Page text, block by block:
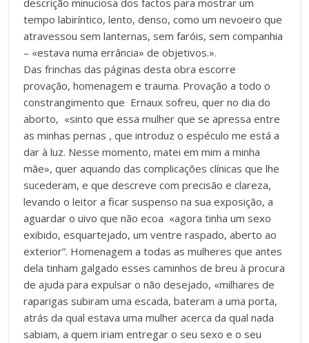
descrição minuciosa dos factos para mostrar um
tempo labiríntico, lento, denso, como um nevoeiro que
atravessou sem lanternas, sem faróis, sem companhia
– «estava numa errância» de objetivos.».
Das frinchas das páginas desta obra escorre
provação, homenagem e trauma. Provação a todo o
constrangimento que Ernaux sofreu, quer no dia do
aborto, «sinto que essa mulher que se apressa entre
as minhas pernas , que introduz o espéculo me está a
dar à luz. Nesse momento, matei em mim a minha
mãe», quer aquando das complicações clínicas que lhe
sucederam, e que descreve com precisão e clareza,
levando o leitor a ficar suspenso na sua exposição, a
aguardar o uivo que não ecoa «agora tinha um sexo
exibido, esquartejado, um ventre raspado, aberto ao
exterior”. Homenagem a todas as mulheres que antes
dela tinham galgado esses caminhos de breu à procura
de ajuda para expulsar o não desejado, «milhares de
raparigas subiram uma escada, bateram a uma porta,
atrás da qual estava uma mulher acerca da qual nada
sabiam, a quem iriam entregar o seu sexo e o seu